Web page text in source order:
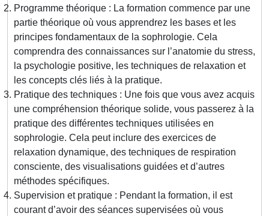
Programme théorique : La formation commence par une
partie théorique où vous apprendrez les bases et les
principes fondamentaux de la sophrologie. Cela
comprendra des connaissances sur l’anatomie du stress,
la psychologie positive, les techniques de relaxation et
les concepts clés liés à la pratique.
Pratique des techniques : Une fois que vous avez acquis
une compréhension théorique solide, vous passerez à la
pratique des différentes techniques utilisées en
sophrologie. Cela peut inclure des exercices de
relaxation dynamique, des techniques de respiration
consciente, des visualisations guidées et d’autres
méthodes spécifiques.
Supervision et pratique : Pendant la formation, il est
courant d’avoir des séances supervisées où vous